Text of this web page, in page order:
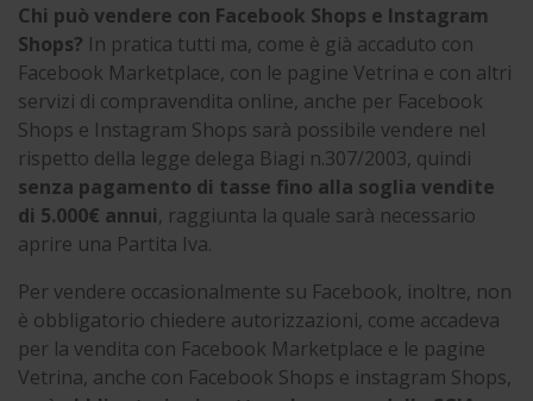
Chi può vendere con Facebook Shops e Instagram
Shops? In pratica tutti ma, come è già accaduto con
Facebook Marketplace, con le pagine Vetrina e con altri
servizi di compravendita online, anche per Facebook
Shops e Instagram Shops sarà possibile vendere nel
rispetto della legge delega Biagi n.307/2003, quindi
senza pagamento di tasse fino alla soglia vendite
di 5.000€ annui, raggiunta la quale sarà necessario
aprire una Partita Iva.
Per vendere occasionalmente su Facebook, inoltre, non
è obbligatorio chiedere autorizzazioni, come accadeva
per la vendita con Facebook Marketplace e le pagine
Vetrina, anche con Facebook Shops e instagram Shops,